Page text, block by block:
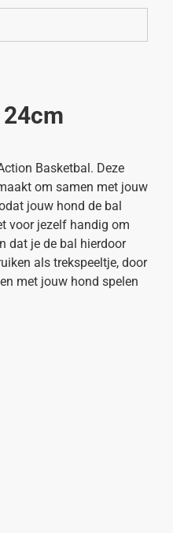
Basketbal. Deze
om samen met jouw
jouw hond de bal
voor jezelf handig om
dat je de bal hierdoor
als trekspeeltje, door
met jouw hond spelen